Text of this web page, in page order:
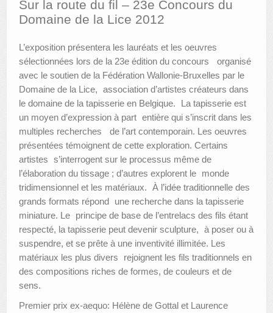
AUTRES LIEUX
ANIMATIONS DES MUSÉES
PUBLICATIONS
LES APPELS À PROJETS
LE PORTAIL DES COLLECTIONS
Sur la route du fil – 23e Concours du
Domaine de la Lice 2012
L’exposition présentera les lauréats et les oeuvres
sélectionnées lors de la 23e édition du concours organisé
avec le soutien de la Fédération Wallonie-Bruxelles par le
Domaine de la Lice, association d’artistes créateurs dans
le domaine de la tapisserie en Belgique. La tapisserie est
un moyen d’expression à part entière qui s’inscrit dans les
multiples recherches de l’art contemporain. Les oeuvres
présentées témoignent de cette exploration. Certains
artistes s’interrogent sur le processus même de
l’élaboration du tissage ; d’autres explorent le monde
tridimensionnel et les matériaux. À l’idée traditionnelle des
grands formats répond une recherche dans la tapisserie
miniature. Le principe de base de l’entrelacs des fils étant
respecté, la tapisserie peut devenir sculpture, à poser ou à
suspendre, et se prête à une inventivité illimitée. Les
matériaux les plus divers rejoignent les fils traditionnels en
des compositions riches de formes, de couleurs et de
sens.
Premier prix ex-aequo: Hélène de Gottal et Laurence